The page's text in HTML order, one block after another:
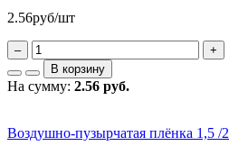
2.56руб/шт
–
+
В корзину
На сумму: 2.56 руб.
Воздушно-пузырчатая плёнка 1,5 /